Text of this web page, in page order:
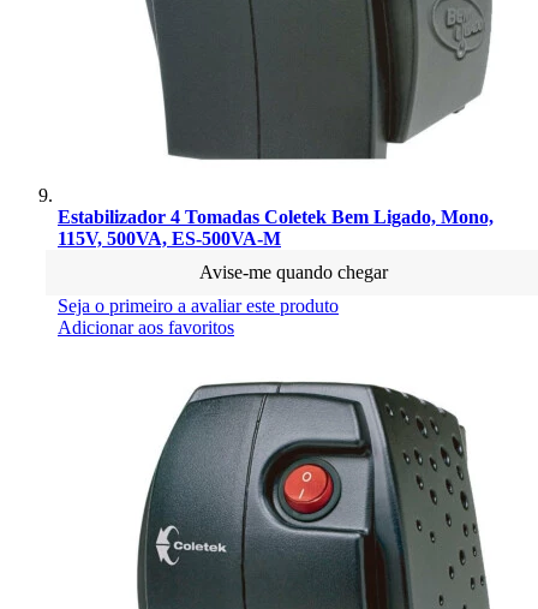
Estabilizador 4 Tomadas Coletek Bem Ligado, Mono,
115V, 500VA, ES-500VA-M
Avise-me quando chegar
Seja o primeiro a avaliar este produto
Adicionar aos favoritos